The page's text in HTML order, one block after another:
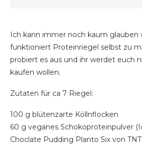
Ich kann immer noch kaum glauben
funktioniert Proteinriegel selbst zu
probiert es aus und ihr werdet euch
kaufen wollen.
Zutaten für ca 7 Riegel:
100 g blütenzarte Köllnflocken
60 g veganes Schokoproteinpulver
Choclate Pudding Planto Six von